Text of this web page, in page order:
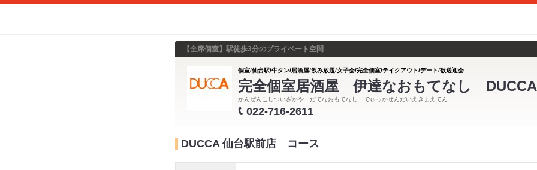
【全席個室】駅徒歩3分のプライベート空間
個室/仙台駅/牛タン/居酒屋/飲み放題/女子会/完全個室/テイクアウト/デート/歓送迎会
完全個室居酒屋 伊達なおもてなし DUCCA
かんぜんこしついざかや だてなおもてなし でゅっかせんだいえきまえてん
022-716-2611
DUCCA 仙台駅前店 コース